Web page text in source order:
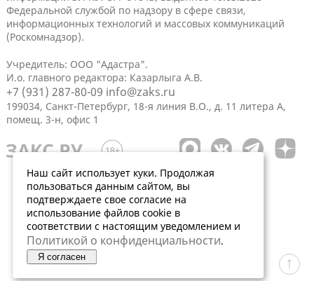
Федеральной службой по надзору в сфере связи,
информационных технологий и массовых коммуникаций
(Роскомнадзор).
Учредитель: ООО "Адастра".
И.о. главного редактора: Казарлыга А.В.
+7 (931) 287-80-09 info@zaks.ru
199034, Санкт-Петербург, 18-я линия В.О., д. 11 литера А,
помещ. 3-н, офис 1
Наш сайт использует куки. Продолжая
пользоваться данным сайтом, вы
подтверждаете свое согласие на
использование файлов cookie в
соответствии с настоящим уведомлением и
Политикой о конфиденциальности.
Я согласен